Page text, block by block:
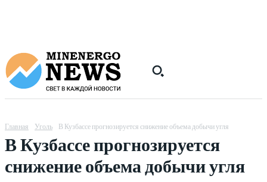
Главная Уголь В Кузбассе прогнозируется снижение объема добычи угля
В Кузбассе прогнозируется
снижение объема добычи угля